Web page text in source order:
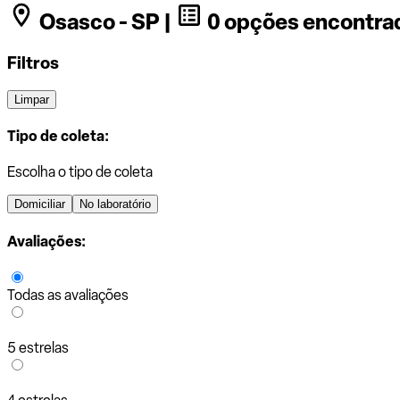
Osasco - SP | 0 opções
Filtros
Limpar
Tipo de coleta:
Escolha o tipo de coleta
Domiciliar No laboratório
Avaliações:
Todas as avaliações
5 estrelas